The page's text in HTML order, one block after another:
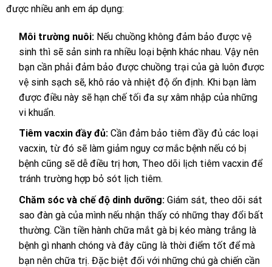
được nhiều anh em áp dụng:
Môi trường nuôi:Nếu chuồng không đảm bảo được vệ
sinh thì sẽ sản sinh ra nhiều loại bệnh khác nhau. Vậy nên
bạn cần phải đảm bảo được chuồng trại của gà luôn được
vệ sinh sạch sẽ, khô ráo và nhiệt độ ổn định. Khi bạn làm
được điều này sẽ hạn chế tối đa sự xâm nhập của những
vi khuẩn.
Tiêm vacxin đầy đủ:Cần đảm bảo tiêm đầy đủ các loại
vacxin, từ đó sẽ làm giảm nguy cơ mắc bệnh nếu có bị
bệnh cũng sẽ dễ điều trị hơn, Theo dõi lịch tiêm vacxin để
tránh trường hợp bỏ sót lịch tiêm.
Chăm sóc và chế độ dinh dưỡng:Giám sát, theo dõi sát
sao đàn gà của mình nếu nhận thấy có những thay đổi bất
thường. Cần tiền hành chữa mắt gà bị kéo màng trắng là
bệnh gì nhanh chóng và đây cũng là thời điểm tốt để mà
bạn nên chữa trị. Đặc biệt đối với những chú gà chiến cần